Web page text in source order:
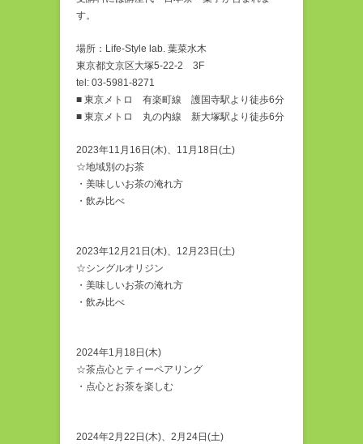
す。
場所：Life-Style lab. 葉菜水木
東京都文京区大塚5-22-2 3F
tel: 03-5981-8271
■ 東京メトロ 有楽町線 護国寺駅より徒歩6分
■ 東京メトロ 丸の内線 新大塚駅より徒歩6分
2023年11月16日(木)、11月18日(土)
☆地域別のお茶
・美味しいお茶の淹れ方
・飲み比べ
2023年12月21日(木)、12月23日(土)
☆シングルオリジン
・美味しいお茶の淹れ方
・飲み比べ
2024年1月18日(木)
☆茶点心とティーペアリング
・点心とお茶を楽しむ
2024年2月22日(木)、2月24日(土)